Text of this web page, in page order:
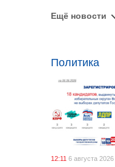
Ещё новости
Политика
12:11 6 августа 2026